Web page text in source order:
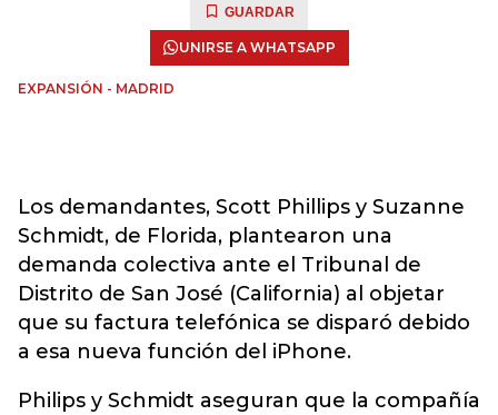
GUARDAR
UNIRSE A WHATSAPP
EXPANSIÓN - MADRID
Los demandantes, Scott Phillips y Suzanne
Schmidt, de Florida, plantearon una
demanda colectiva ante el Tribunal de
Distrito de San José (California) al objetar
que su factura telefónica se disparó debido
a esa nueva función del iPhone.
Philips y Schmidt aseguran que la compañía